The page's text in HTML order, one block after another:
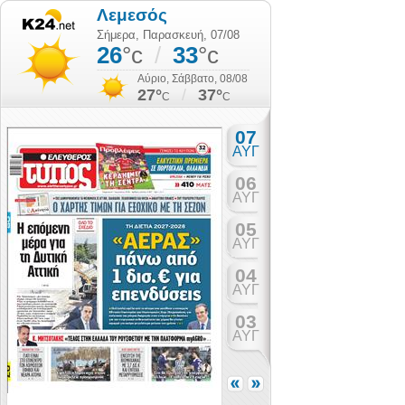
Λεμεσός
Σήμερα, Παρασκευή, 07/08
26°c / 33°c
Αύριο, Σάββατο, 08/08
27°C / 37°C
07
ΑΥΓ
06
ΑΥΓ
05
ΑΥΓ
04
ΑΥΓ
03
ΑΥΓ